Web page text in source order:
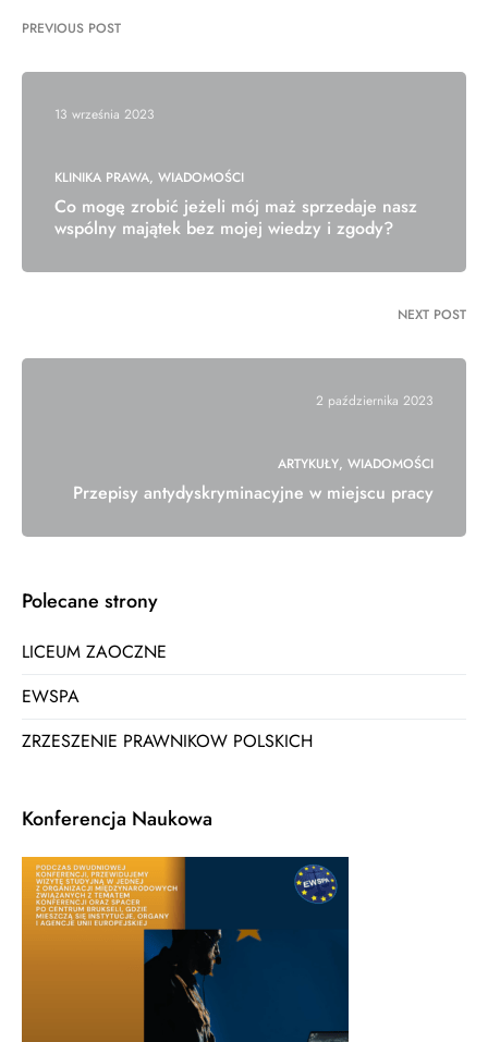
PREVIOUS POST
13 września 2023
KLINIKA PRAWA WIADOMOŚCI
Co mogę zrobić jeżeli mój maż sprzedaje nasz
wspólny majątek bez mojej wiedzy i zgody?
NEXT POST
2 października 2023
ARTYKUŁY WIADOMOŚCI
Przepisy antydyskryminacyjne w miejscu pracy
Polecane strony
LICEUM ZAOCZNE
EWSPA
ZRZESZENIE PRAWNIKOW POLSKICH
Konferencja Naukowa